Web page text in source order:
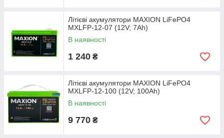
Літієві акумулятори MAXION LiFePO4
MXLFP-12-07 (12V; 7Ah)
В наявності
1 240 ₴
Літієві акумулятори MAXION LiFePO4
MXLFP-12-100 (12V; 100Ah)
В наявності
9 770 ₴